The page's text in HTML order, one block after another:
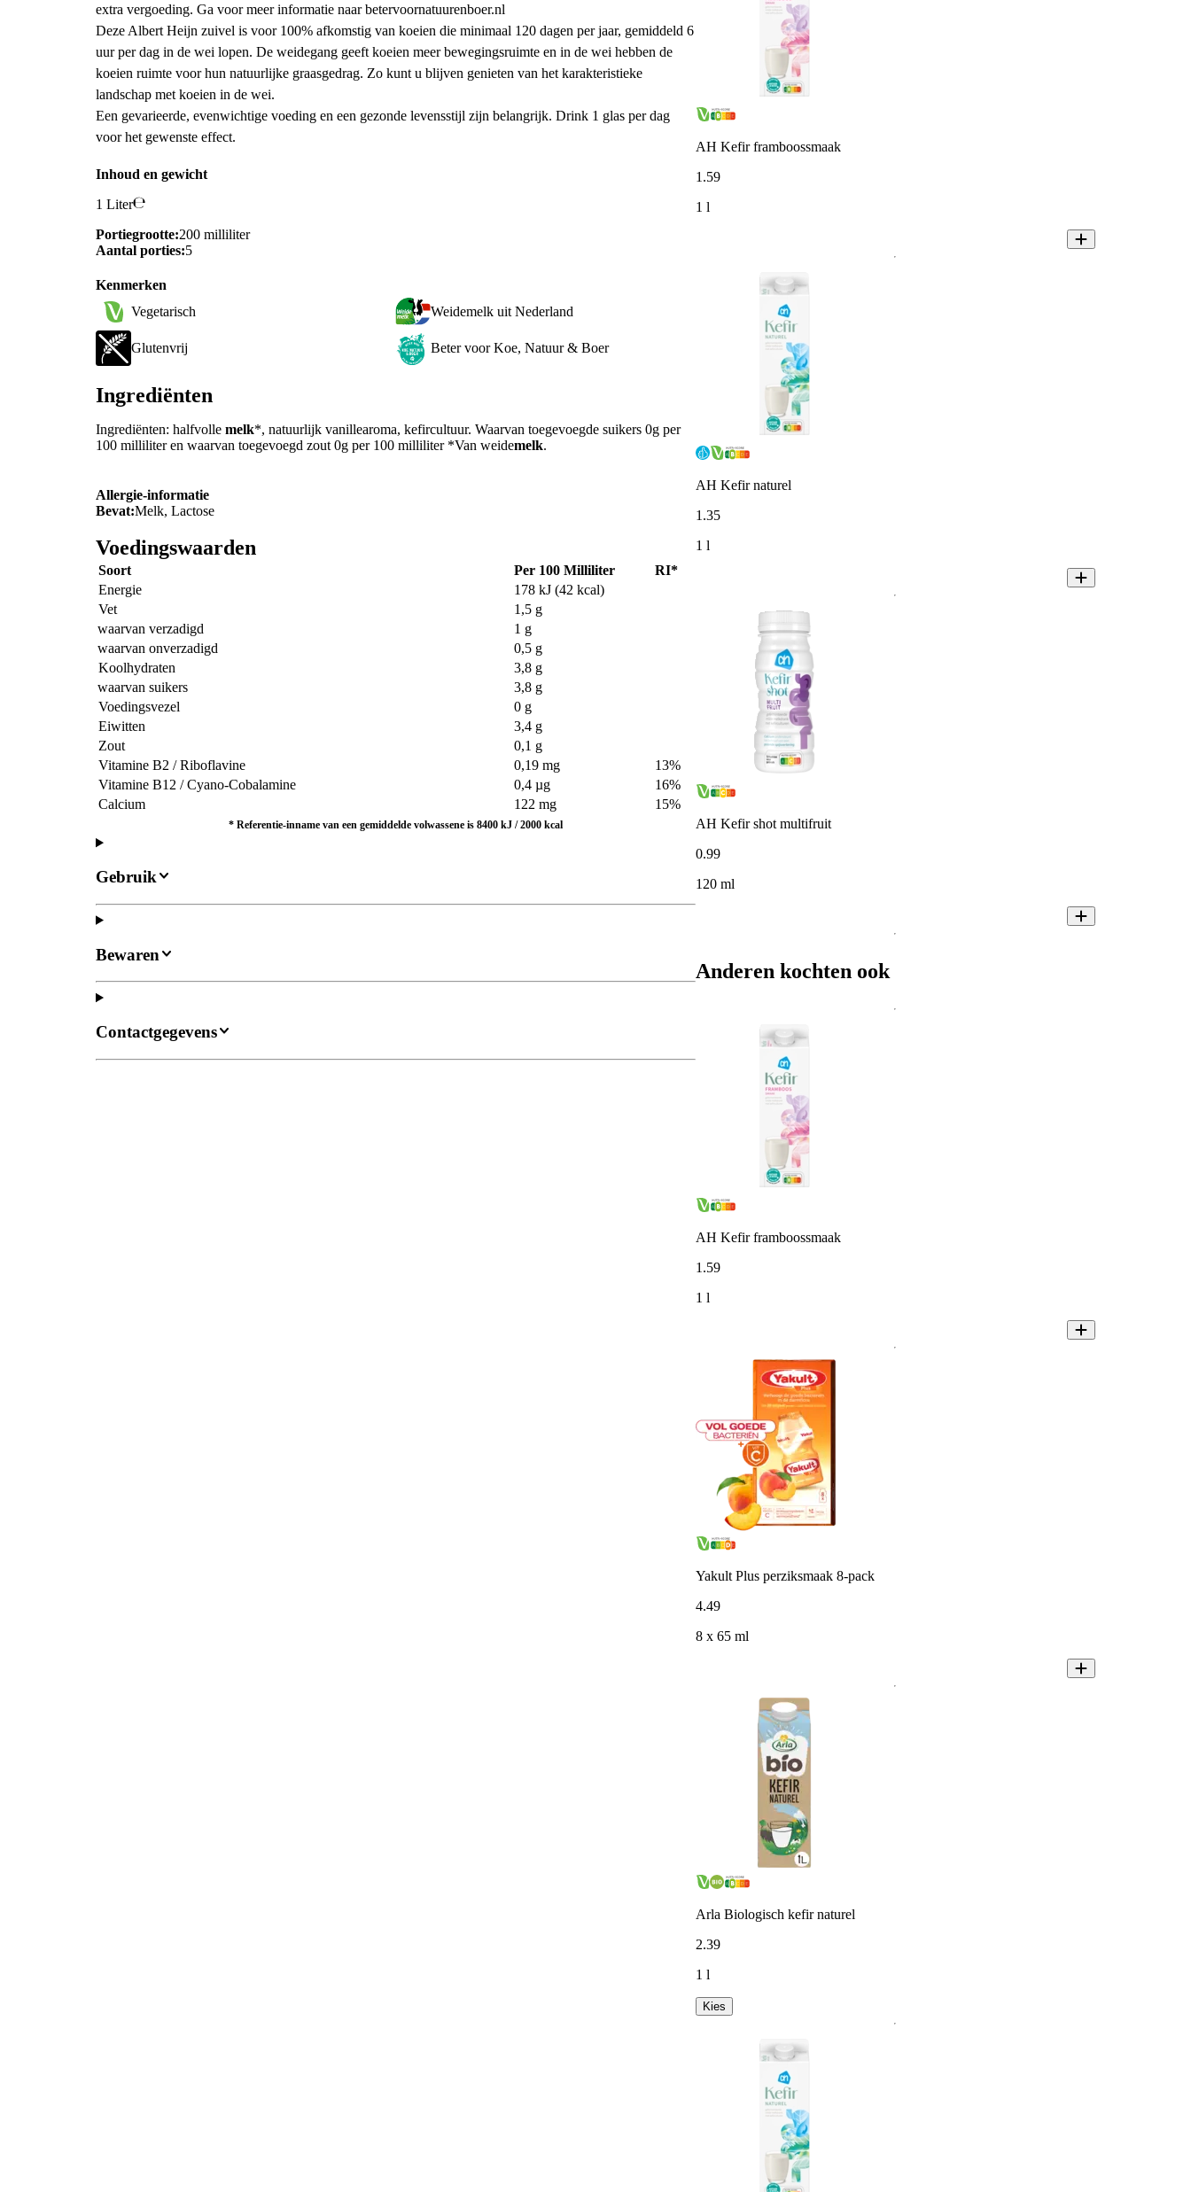
extra vergoeding. Ga voor meer informatie naar betervoornatuurenboer.nl
Deze Albert Heijn zuivel is voor 100% afkomstig van koeien die minimaal 120 dagen per jaar, gemiddeld 6
uur per dag in de wei lopen. De weidegang geeft koeien meer bewegingsruimte en in de wei hebben de
koeien ruimte voor hun natuurlijke graasgedrag. Zo kunt u blijven genieten van het karakteristieke
landschap met koeien in de wei.
Een gevarieerde, evenwichtige voeding en een gezonde levensstijl zijn belangrijk. Drink 1 glas per dag
voor het gewenste effect.
Inhoud en gewicht
1 Liter
Portiegrootte:200 milliliter
Aantal porties:5
Kenmerken
Vegetarisch
Weidemelk uit Nederland
Glutenvrij Beter voor Koe, Natuur & Boer
Ingrediënten
Ingrediënten: halfvolle melk*, natuurlijk vanillearoma, kefircultuur. Waarvan toegevoegde suikers 0g per
100 milliliter en waarvan toegevoegd zout 0g per 100 milliliter *Van weidemelk.
Allergie-informatie
Bevat:Melk, Lactose
Voedingswaarden
Soort Per 100 Milliliter
RI*
Energie
178 kJ (42 kcal)
Vet
1,5 g
waarvan verzadigd
1 g
waarvan onverzadigd
0,5 g
Koolhydraten
3,8 g
waarvan suikers
3,8 g
Voedingsvezel
0 g
Eiwitten
3,4 g
Zout
0,1 g
Vitamine B2 / Riboflavine
0,19 mg
13%
Vitamine B12 / Cyano-Cobalamine
0,4 µg
16%
Calcium
122 mg 15%
* Referentie-inname van een gemiddelde volwassene is 8400 kJ / 2000 kcal
Gebruik
Bewaren
Contactgegevens
AH Kefir framboossmaak
1 .59
1 l
AH Kefir naturel
1 .35
1 l
AH Kefir shot multifruit
0.99
120 ml
Anderen kochten ook
AH Kefir framboossmaak
1 .59
1 l
Yakult Plus perziksmaak 8-pack
4.49
8 x 65 ml
Arla Biologisch kefir naturel
2.39
1 l
Kies